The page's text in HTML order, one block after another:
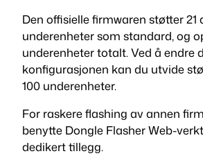
Den offisielle firmwaren støtter 21
underenheter som standard, og
underenheter totalt. Ved å endre
konfigurasjonen kan du utvide
100 underenheter.
For raskere flashing av annen
benytte Dongle Flasher Web-
dedikert tillegg.